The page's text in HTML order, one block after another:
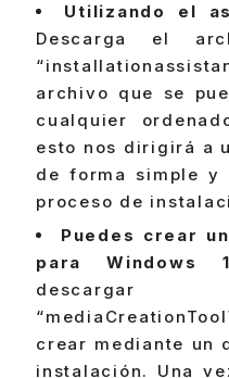
Utilizando el
Descarga el
archivo que se
cualquier
esto nos dirigirá a
de forma simple y
proceso de
Puedes crear
para Windows
crear mediante un
instalación. Una